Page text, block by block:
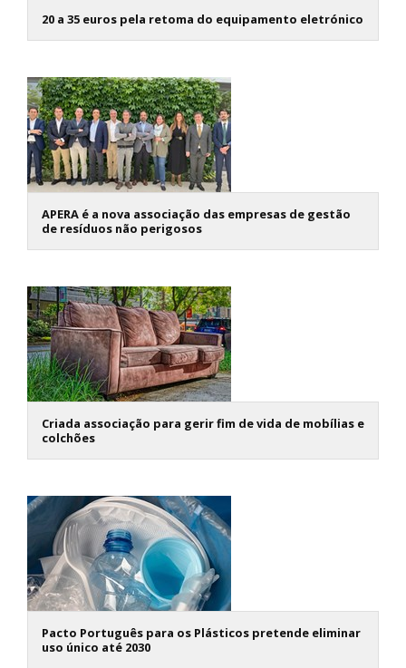
20 a 35 euros pela retoma do equipamento eletrónico
APERA é a nova associação das empresas de gestão
de resíduos não perigosos
Criada associação para gerir fim de vida de mobílias e
colchões
Pacto Português para os Plásticos pretende eliminar
uso único até 2030